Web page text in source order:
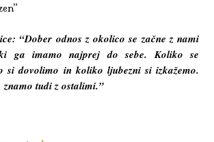
“Dober odnos z okolico se začne z nami
ga imamo najprej do sebe. Koliko se
si dovolimo in koliko ljubezni si izkažemo.
znamo tudi z ostalimi.”